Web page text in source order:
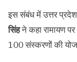
इस संबंध में उत्तर
सिंहने कहा रामायण
100 संस्करणों की